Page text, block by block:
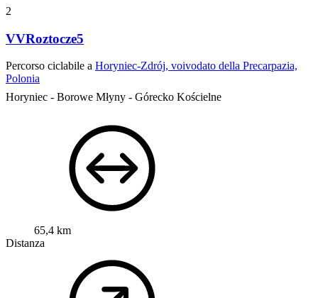
2
VVRoztocze5
Percorso ciclabile a Horyniec-Zdrój, voivodato della Precarpazia,
Polonia
Horyniec - Borowe Młyny - Górecko Kościelne
65,4 km
Distanza